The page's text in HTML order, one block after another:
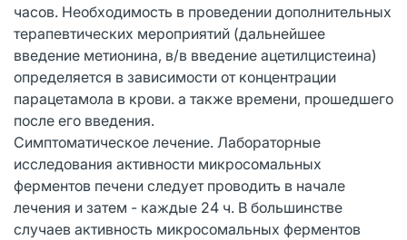
часов. Необходимость в проведении дополнительных
терапевтических мероприятий (дальнейшее
введение метионина, в/в введение ацетилцистеина)
определяется в зависимости от концентрации
парацетамола в крови. а также времени, прошедшего
после его введения.
Симптоматическое лечение. Лабораторные
исследования активности микросомальных
ферментов печени следует проводить в начале
лечения и затем - каждые 24 ч. В большинстве
случаев активность микросомальных ферментов